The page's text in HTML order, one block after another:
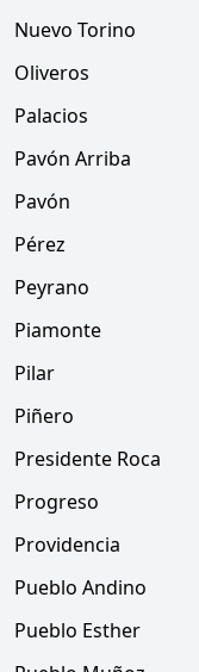
Nuevo Torino
Oliveros
Palacios
Pavón Arriba
Pavón
Pérez
Peyrano
Piamonte
Pilar
Piñero
Presidente Roca
Progreso
Providencia
Pueblo Andino
Pueblo Esther